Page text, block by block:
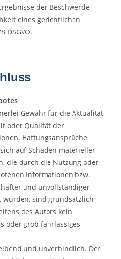
der Beschwerde
eines gerichtlichen
DSGVO.
Gewähr für die Aktualität,
oder Qualität der
Haftungsansprüche
auf Schäden materieller
die durch die Nutzung oder
Informationen bzw.
und unvollständiger
sind grundsätzlich
des Autors kein
oder grob fahrlässiges
und unverbindlich. Der